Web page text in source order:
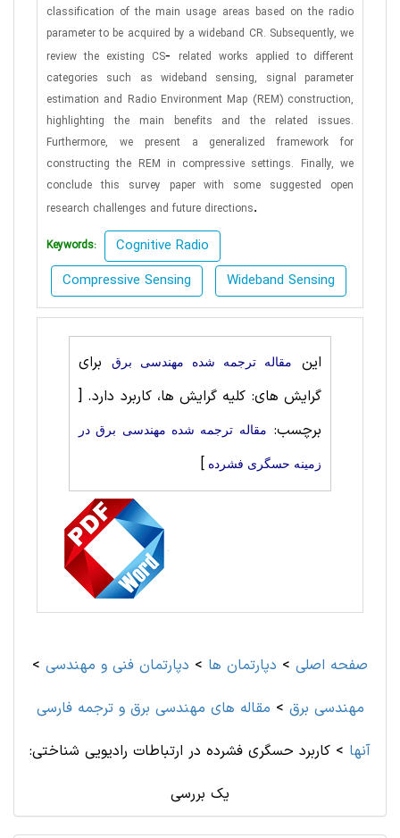
classification of the main usage areas based on the radio
parameter to be acquired by a wideband CR. Subsequently, we
review the existing CS-
related works applied to different
categories such as wideband sensing, signal parameter
estimation and Radio Environment Map (REM) construction,
highlighting the main benefits and the related issues.
Furthermore, we present a generalized framework for
constructing the REM in compressive settings. Finally, we
conclude this survey paper with some suggested open
research challenges and future directions.
Keywords:
Cognitive Radio
Compressive Sensing
Wideband Sensing
این مقاله ترجمه شده مهندسی برق
برای
گرایش های: کلیه گرایش ها، کاربرد دارد. [
برچسب: مقاله ترجمه شده مهندسی برق در
زمینه حسگری فشرده ]
صفحه اصلی > دپارتمان ها > دپارتمان فنی و مهندسی >
مهندسی برق > مقاله های مهندسی برق و ترجمه فارسی
آنها > کاربرد حسگری فشرده در ارتباطات رادیویی شناختی:
یک بررسی